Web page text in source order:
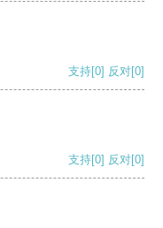
支持[0] 反对[0]
支持[0] 反对[0]